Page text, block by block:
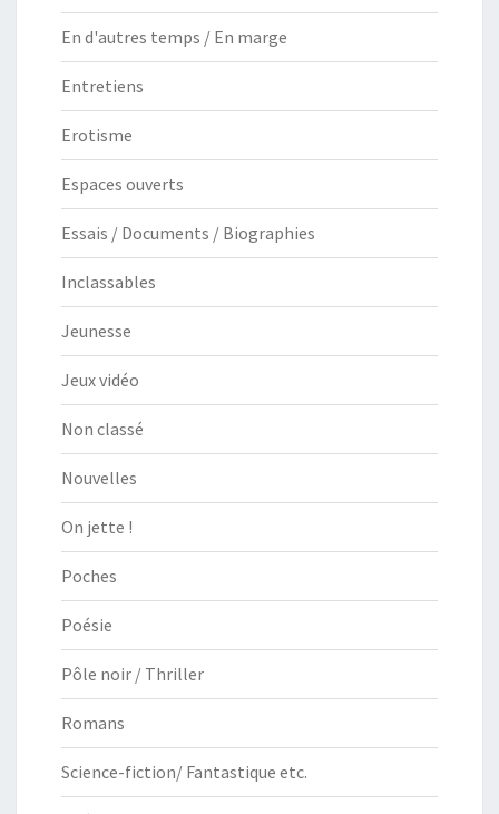
En d'autres temps / En marge
Entretiens
Erotisme
Espaces ouverts
Essais / Documents / Biographies
Inclassables
Jeunesse
Jeux vidéo
Non classé
Nouvelles
On jette !
Poches
Poésie
Pôle noir / Thriller
Romans
Science-fiction/ Fantastique etc.